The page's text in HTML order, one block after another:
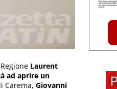
Laurent
ad aprire un
Carema, Giovanni